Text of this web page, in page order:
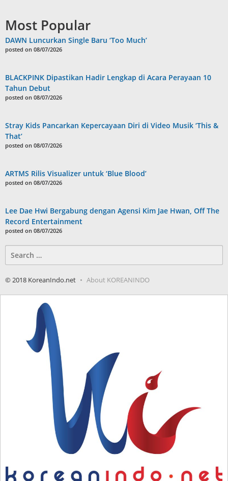
Most Popular
DAWN Luncurkan Single Baru ‘Too Much’
posted on 08/07/2026
BLACKPINK Dipastikan Hadir Lengkap di Acara Perayaan 10
Tahun Debut
posted on 08/07/2026
Stray Kids Pancarkan Kepercayaan Diri di Video Musik ‘This &
That’
posted on 08/07/2026
ARTMS Rilis Visualizer untuk ‘Blue Blood’
posted on 08/07/2026
Lee Dae Hwi Bergabung dengan Agensi Kim Jae Hwan, Off The
Record Entertainment
posted on 08/07/2026
for:
© 2018 KoreanIndo.net About KOREANINDO